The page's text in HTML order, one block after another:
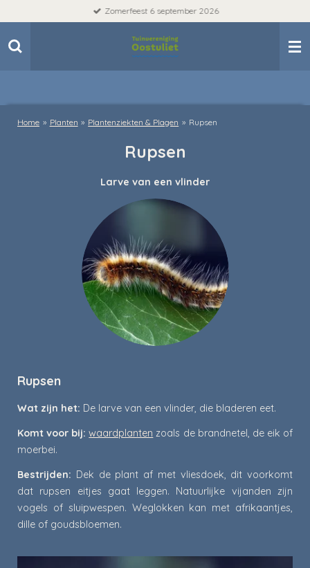
naar
hoofdinhoud
Zomerfeest 6 september 2026
Home » Planten » Plantenziekten & Plagen » Rupsen
Rupsen
Larve van een vlinder
Rupsen
Wat zijn het: De larve van een vlinder, die bladeren eet.
Komt voor bij: waardplanten zoals de brandnetel, de eik of
moerbei.
Bestrijden: Dek de plant af met vliesdoek, dit voorkomt
dat rupsen eitjes gaat leggen. Natuurlijke vijanden zijn
vogels of sluipwespen. Weglokken kan met afrikaantjes,
dille of goudsbloemen.